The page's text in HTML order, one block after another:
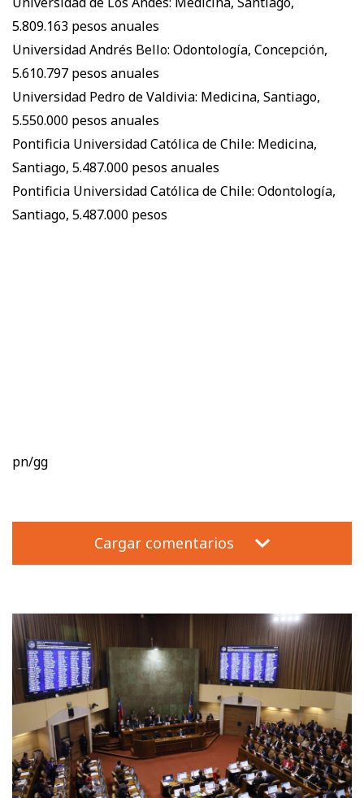
5.809.163 pesos anuales
Universidad Andrés Bello: Odontología, Concepción,
5.610.797 pesos anuales
Universidad Pedro de Valdivia: Medicina, Santiago,
5.550.000 pesos anuales
Pontificia Universidad Católica de Chile: Medicina,
Santiago, 5.487.000 pesos anuales
Pontificia Universidad Católica de Chile: Odontología,
Santiago, 5.487.000 pesos
pn/gg
Cargar comentarios